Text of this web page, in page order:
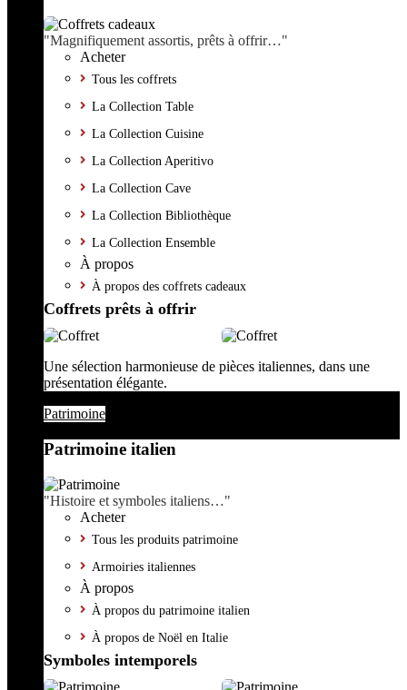
"Magnifiquement assortis, prêts à offrir…"
Acheter
Tous les coffrets
La Collection Table
La Collection Cuisine
La Collection Aperitivo
La Collection Cave
La Collection Bibliothèque
La Collection Ensemble
À propos
À propos des coffrets cadeaux
Coffrets prêts à offrir
Une sélection harmonieuse de pièces italiennes, dans une
présentation élégante.
Patrimoine
Patrimoine italien
"Histoire et symboles italiens…"
Acheter
Tous les produits patrimoine
Armoiries italiennes
À propos
À propos du patrimoine italien
À propos de Noël en Italie
Symboles intemporels